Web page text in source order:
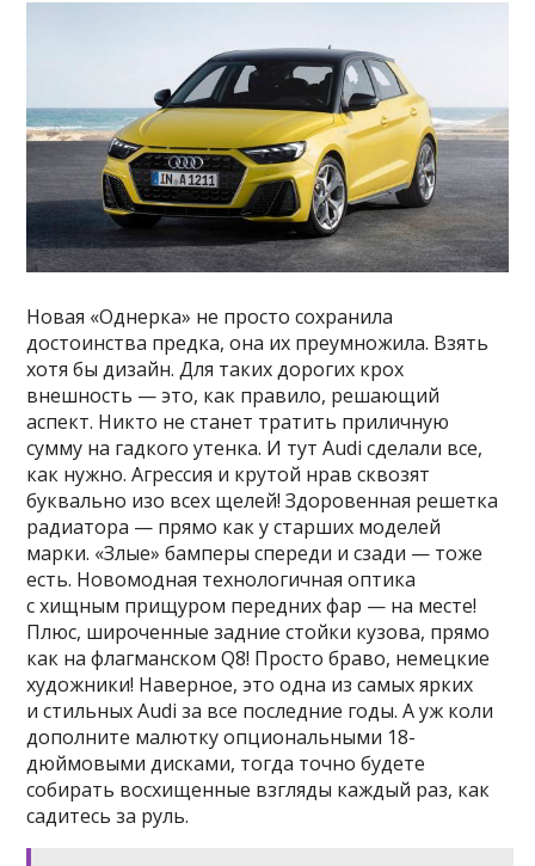
Новая «Однерка» не просто сохранила
достоинства предка, она их преумножила. Взять
хотя бы дизайн. Для таких дорогих крох
внешность — это, как правило, решающий
аспект. Никто не станет тратить приличную
сумму на гадкого утенка. И тут Audi сделали все,
как нужно. Агрессия и крутой нрав сквозят
буквально изо всех щелей! Здоровенная решетка
радиатора — прямо как у старших моделей
марки. «Злые» бамперы спереди и сзади — тоже
есть. Новомодная технологичная оптика
с хищным прищуром передних фар — на месте!
Плюс, широченные задние стойки кузова, прямо
как на флагманском Q8! Просто браво, немецкие
художники! Наверное, это одна из самых ярких
и стильных Audi за все последние годы. А уж коли
дополните малютку опциональными 18-
дюймовыми дисками, тогда точно будете
собирать восхищенные взгляды каждый раз, как
садитесь за руль.